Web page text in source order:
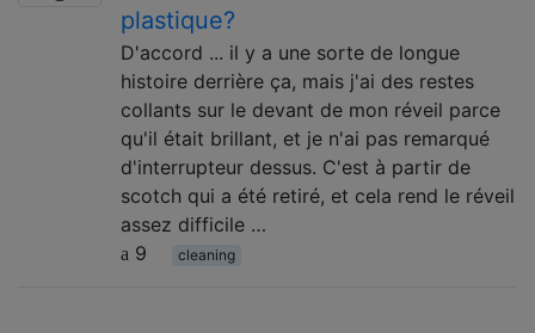
plastique?
D'accord ... il y a une sorte de longue
histoire derrière ça, mais j'ai des restes
collants sur le devant de mon réveil parce
qu'il était brillant, et je n'ai pas remarqué
d'interrupteur dessus. C'est à partir de
scotch qui a été retiré, et cela rend le réveil
assez difficile …
9
cleaning